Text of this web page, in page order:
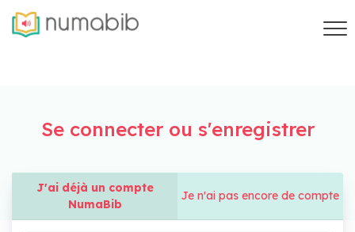
Se connecter ou s'enregistrer
J'ai déjà un compte
NumaBib
Je n'ai pas encore de compte